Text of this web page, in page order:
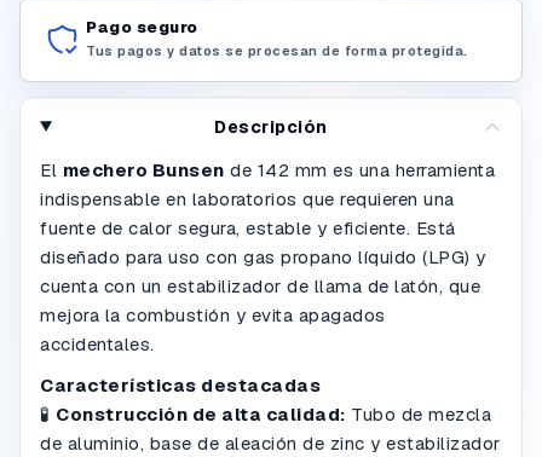
Pago seguro
Tus pagos y datos se procesan de forma protegida.
Descripción
El mechero Bunsen de 142 mm es una herramienta
indispensable en laboratorios que requieren una
fuente de calor segura, estable y eficiente. Está
diseñado para uso con gas propano líquido (LPG) y
cuenta con un estabilizador de llama de latón, que
mejora la combustión y evita apagados
accidentales.
Características destacadas
🧪 Construcción de alta calidad: Tubo de mezcla
de aluminio, base de aleación de zinc y estabilizador